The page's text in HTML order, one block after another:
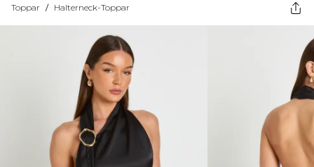
Toppar / Halterneck-Toppar